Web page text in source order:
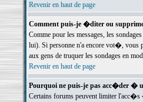
Revenir en haut de page
Comment puis-je �diter ou
Comme pour les messages, les
lui). Si personne n'a encore vot�,
aux gens de truquer les sondages en
Revenir en haut de page
Pourquoi ne puis-je pas acc�der �
Certains forums peuvent limiter l'acc�s